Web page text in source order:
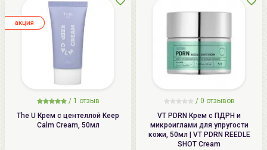
/ 1 отзыв
The U Крем с центеллой Keep
Calm Cream, 50мл
aкция
/ 0 отзывов
VT PDRN Крем с ПДРН и
микроиглами для упругости
кожи, 50мл | VT PDRN REEDLE
SHOT Cream